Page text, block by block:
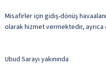
Misafirler için gidiş-dönüş
olarak hizmet vermektedir,
Ubud Sarayı yakınında